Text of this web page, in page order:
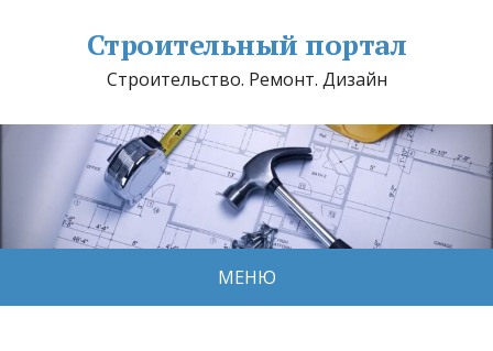
Строительный портал
Строительство. Ремонт. Дизайн
МЕНЮ